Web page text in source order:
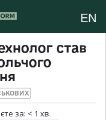
EN
став
за: < 1 хв.